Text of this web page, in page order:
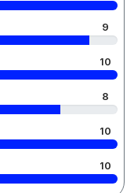
9
10
8
10
10